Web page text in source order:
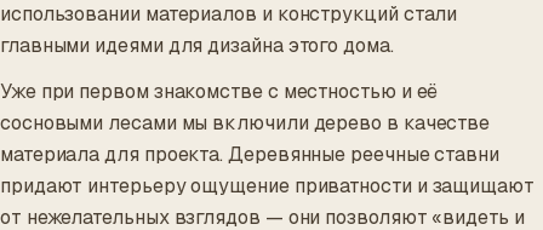
использовании материалов и конструкций стали
главными идеями для дизайна этого дома.
Уже при первом знакомстве с местностью и её
сосновыми лесами мы включили дерево в качестве
материала для проекта. Деревянные реечные ставни
придают интерьеру ощущение приватности и защищают
от нежелательных взглядов — они позволяют «видеть и